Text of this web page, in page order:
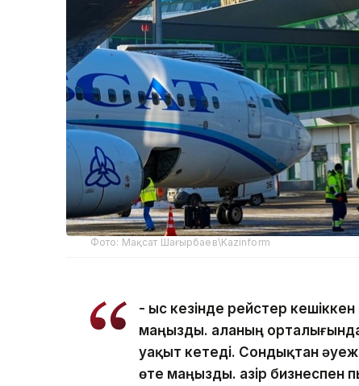
Фото: Мақсат Шағырбаев\Kazinform
- Қыс кезінде рейстер
маңызды. Қаланың
уақыт кетеді. Сондықтан
өте маңызды. Қазір бизнеспен